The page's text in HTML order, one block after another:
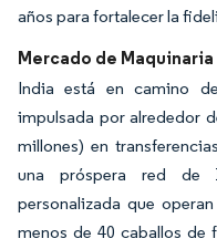
años para fortalecer la
Mercado de
India está en camino
impulsada por alrededor
millones) en
una próspera red de
personalizada que
menos de 40 caballos de